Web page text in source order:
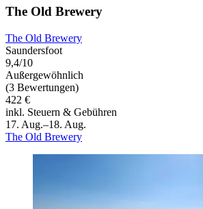
The Old Brewery
The Old Brewery
Saundersfoot
9,4/10
Außergewöhnlich
(3 Bewertungen)
422 €
inkl. Steuern & Gebühren
17. Aug.–18. Aug.
The Old Brewery